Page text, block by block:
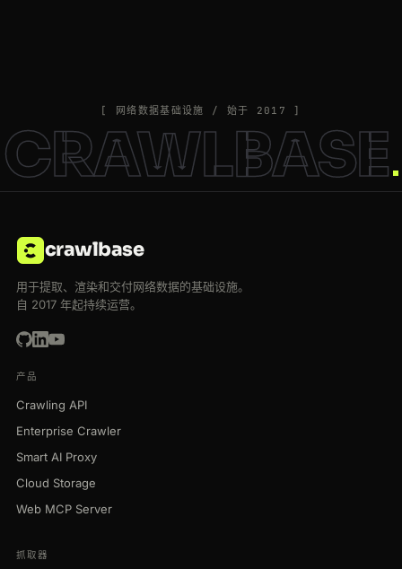
[ 网络数据基础设施 / 始于 2017 ]
CRAWLBASE
crawlbase
用于提取、渲染和交付网络数据的基础设施。
自 2017 年起持续运营。
产品
Crawling API
Enterprise Crawler
Smart AI Proxy
Cloud Storage
Web MCP Server
抓取器